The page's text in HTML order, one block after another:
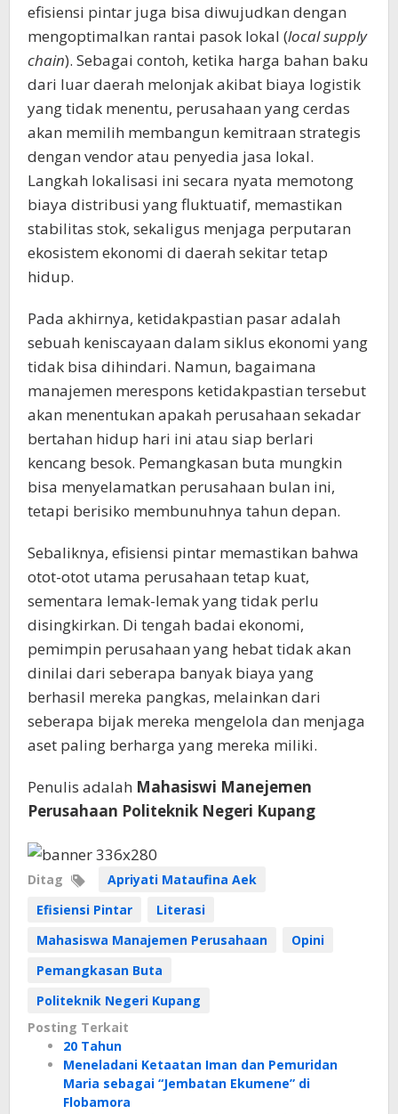
efisiensi pintar juga bisa diwujudkan dengan
mengoptimalkan rantai pasok lokal (local supply
chain). Sebagai contoh, ketika harga bahan baku
dari luar daerah melonjak akibat biaya logistik
yang tidak menentu, perusahaan yang cerdas
akan memilih membangun kemitraan strategis
dengan vendor atau penyedia jasa lokal.
Langkah lokalisasi ini secara nyata memotong
biaya distribusi yang fluktuatif, memastikan
stabilitas stok, sekaligus menjaga perputaran
ekosistem ekonomi di daerah sekitar tetap
hidup.
Pada akhirnya, ketidakpastian pasar adalah
sebuah keniscayaan dalam siklus ekonomi yang
tidak bisa dihindari. Namun, bagaimana
manajemen merespons ketidakpastian tersebut
akan menentukan apakah perusahaan sekadar
bertahan hidup hari ini atau siap berlari
kencang besok. Pemangkasan buta mungkin
bisa menyelamatkan perusahaan bulan ini,
tetapi berisiko membunuhnya tahun depan.
Sebaliknya, efisiensi pintar memastikan bahwa
otot-otot utama perusahaan tetap kuat,
sementara lemak-lemak yang tidak perlu
disingkirkan. Di tengah badai ekonomi,
pemimpin perusahaan yang hebat tidak akan
dinilai dari seberapa banyak biaya yang
berhasil mereka pangkas, melainkan dari
seberapa bijak mereka mengelola dan menjaga
aset paling berharga yang mereka miliki.
Penulis adalah Mahasiswi Manejemen
Perusahaan Politeknik Negeri Kupang
Ditag
Apriyati Mataufina Aek
Efisiensi Pintar
Literasi
Mahasiswa Manajemen Perusahaan
Opini
Pemangkasan Buta
Politeknik Negeri Kupang
Posting Terkait
20 Tahun
Meneladani Ketaatan Iman dan Pemuridan
Maria sebagai “Jembatan Ekumene” di
Flobamora